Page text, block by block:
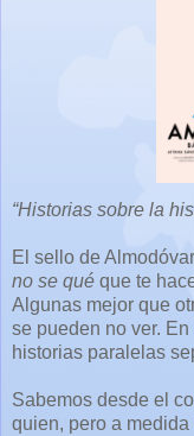
“Historias sobre la
El sello de
no se qué que te
Algunas mejor que
se pueden no ver.
historias paralelas
Sabemos desde el
quien, pero a